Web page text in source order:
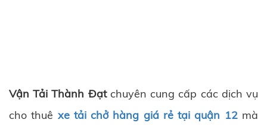
Vận Tải Thành Đạtchuyên cung cấp các dịch vụ
cho thuê xe tải chở hàng giá rẻ tại quận 12mà